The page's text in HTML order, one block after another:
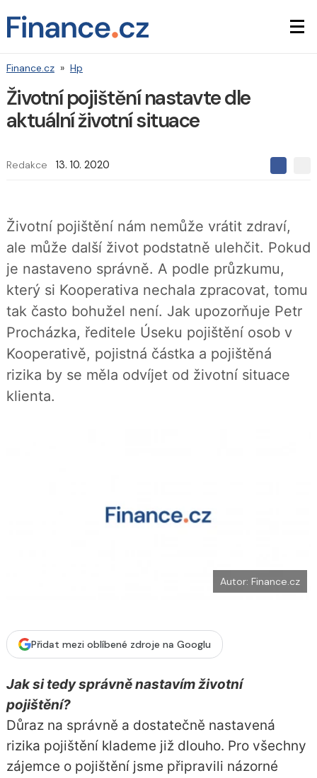
Finance.cz » Hp
Životní pojištění nastavte dle
aktuální životní situace
Redakce 13. 10. 2020
S
l
e
t
S
j
e
a
a
e
o
e
í
Životní pojištění nám nemůže vrátit zdraví,
ale může další život podstatně ulehčit. Pokud
je nastaveno správně. A podle průzkumu,
který si Kooperativa nechala zpracovat, tomu
tak často bohužel není. Jak upozorňuje Petr
Procházka, ředitele Úseku pojištění osob v
Kooperativě, pojistná částka a pojištěná
rizika by se měla odvíjet od životní situace
klienta.
Autor: Finance.cz
Přidat mezi oblíbené zdroje na Googlu
Jak si tedy správně nastavím životní
pojištění?
Důraz na správně a dostatečně nastavená
rizika pojištění klademe již dlouho. Pro všechny
zájemce o pojištění jsme připravili názorné